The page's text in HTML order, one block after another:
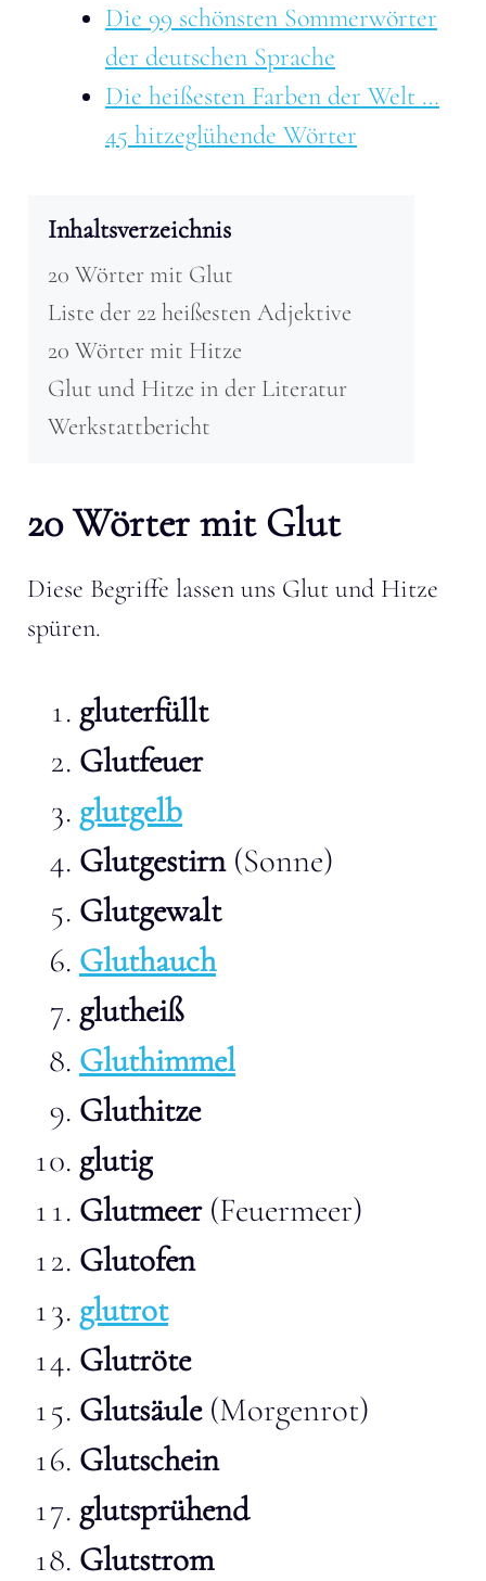
Die 99 schönsten Sommerwörter
der deutschen Sprache
Die heißesten Farben der Welt …
45 hitzeglühende Wörter
Inhaltsverzeichnis
20 Wörter mit Glut
Liste der 22 heißesten Adjektive
20 Wörter mit Hitze
Glut und Hitze in der Literatur
Werkstattbericht
20 Wörter mit Glut
Diese Begriffe lassen uns Glut und Hitze
spüren.
gluterfüllt
Glutfeuer
glutgelb
Glutgestirn(Sonne)
Glutgewalt
Gluthauch
glutheiß
Gluthimmel
Gluthitze
glutig
Glutmeer(Feuermeer)
Glutofen
glutrot
Glutröte
Glutsäule(Morgenrot)
Glutschein
glutsprühend
Glutstrom